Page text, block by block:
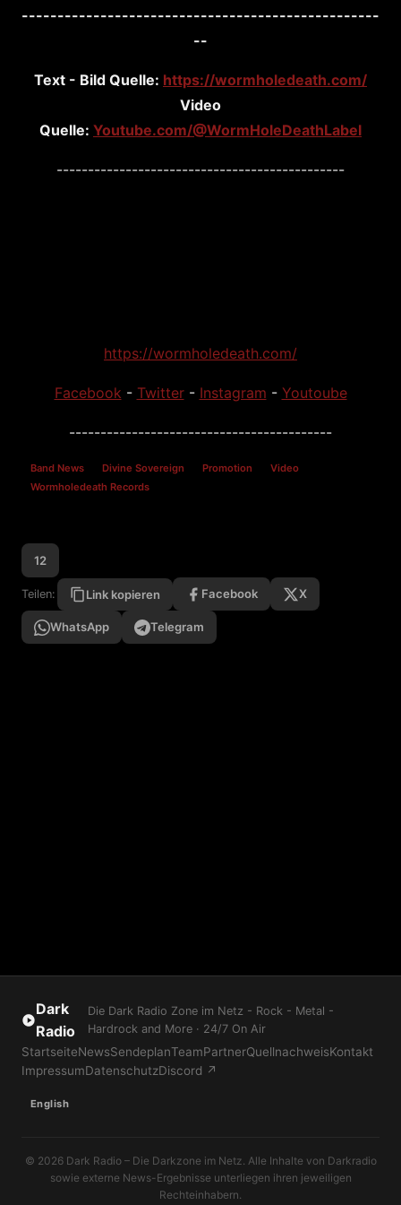
--------------------------------------------------
--
Text - Bild Quelle: https://wormholedeath.com/
Video
Quelle: Youtube.com/@WormHoleDeathLabel
----------------------------------------------
https://wormholedeath.com/
Facebook - Twitter - Instagram - Youtoube
------------------------------------------
Band News Divine Sovereign Promotion
Video
Wormholedeath Records
12
Teilen: Link kopieren Facebook X
WhatsApp Telegram
Dark
Radio
Die Dark Radio Zone im Netz - Rock - Metal -
Hardrock and More · 24/7 On Air
StartseiteNewsSendeplanTeamPartnerQuellnachweisKontakt
ImpressumDatenschutzDiscord ↗
English
© 2026 Dark Radio – Die Darkzone im Netz. Alle Inhalte von Darkradio
sowie externe News-Ergebnisse unterliegen ihren jeweiligen
Rechteinhabern.